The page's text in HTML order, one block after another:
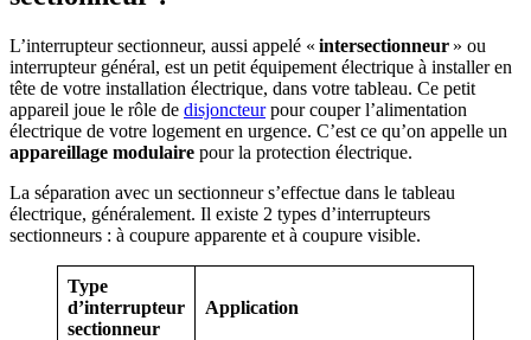
L’interrupteur sectionneur, aussi appelé « intersectionneur » ou
interrupteur général, est un petit équipement électrique à installer en
tête de votre installation électrique, dans votre tableau. Ce petit
appareil joue le rôle de disjoncteurpour couper l’alimentation
électrique de votre logement en urgence. C’est ce qu’on appelle un
appareillage modulaire pour la protection électrique.
La séparation avec un sectionneur s’effectue dans le tableau
électrique, généralement. Il existe 2 types d’interrupteurs
sectionneurs : à coupure apparente et à coupure visible.
Type
d’interrupteur
sectionneur
Application